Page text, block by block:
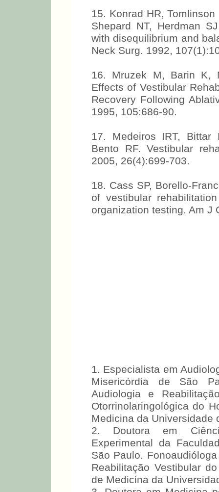
15. Konrad HR,
Shepard NT, Herdman
with disequilibrium and
Neck Surg. 1992,
16. Mruzek M, Barin K,
Effects of Vestibular
Recovery Following
1995, 105:686-90.
17. Medeiros IRT, Bittar
Bento RF. Vestibular
2005, 26(4):699-703.
18. Cass SP, Borello-
of vestibular
organization testing. Am J
1. Especialista em
Misericórdia de São
Audiologia e
Otorrinolaringológica do
Medicina da Universidade
2. Doutora em
Experimental da
São Paulo.
Reabilitação Vestibular
de Medicina da